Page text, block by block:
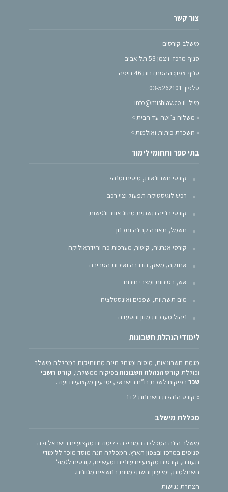
צור קשר
מישלב קורסים
סניף מרכז: ויצמן 53 תל אביב
סניף צפון: ההסתדרות 46 חיפה
טלפון: 03-5262101
מייל: info@mishlav.co.il
» משלוח צ’יטה עד הבית >
» השכרת כיתות ואולמות >
בתי ספר ותחומי לימוד
קורסי חשבונאות, מיסים ומנהל
רכש לוגיסטיקה תפעול וציי רכב
קורסי בנייה תשתית מיזוג אוויר ונגישות
חשמל, תאורה קרינה ותכנון
קורסי אנרגיה, קיטור, מערכות כח והידראוליקה
אחזקה, משק, הדברה ואיכות הסביבה
אש, בטיחות ומצבי חירום
מים תשתיות, שפכים ואינסטלציה
ניהול מערכות מזון והסעדה
לימודי הנהלת חשבונות
מגמת חשבונאות, מיסים ומנהל הינה מהוותיקות במכללת מישלב
וכוללת קורס הנהלת חשבונותבפיקוח ממשלתי, קורס חשבי
שכרבפיקוח לשכת רו”ח בישראל, ימי עיון מקצועיים ועוד.
» קורס הנהלת חשבונות 1+2
מכללת מישלב
מישלב הינה המכללה המובילה ללימודים מקצועיים בישראל ולה
סניפים במרכז ובצפון הארץ. המכללה הנה מוסד מוכר ללימודי
תעודה, קורסים מקצועיים עיוניים ומעשיים, קורסים לגמול
השתלמות, ימי עיון והשתלמויות בנושאים מגוונים.
הצהרת נגישות